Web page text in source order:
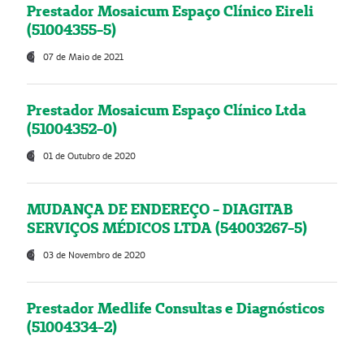
Prestador Mosaicum Espaço Clínico Eireli
(51004355-5)
07 de Maio de 2021
Prestador Mosaicum Espaço Clínico Ltda
(51004352-0)
01 de Outubro de 2020
MUDANÇA DE ENDEREÇO - DIAGITAB
SERVIÇOS MÉDICOS LTDA (54003267-5)
03 de Novembro de 2020
Prestador Medlife Consultas e Diagnósticos
(51004334-2)